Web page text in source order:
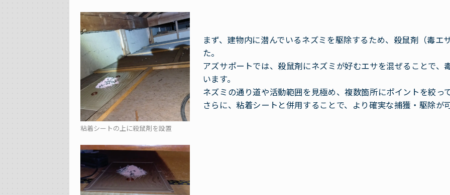
粘着シートの上に殺鼠剤を設置
まず、建物内に潜んでいるネズミを駆除するため、殺鼠剤（毒
た。
アズサポートでは、殺鼠剤にネズミが好むエサを混ぜることで
います。
ネズミの通り道や活動範囲を見極め、複数箇所にポイントを絞っ
さらに、粘着シートと併用することで、より確実な捕獲・駆除が